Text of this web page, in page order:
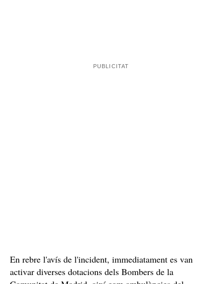
En rebre l'avís de l'incident, immediatament es van
activar diverses dotacions dels Bombers de la